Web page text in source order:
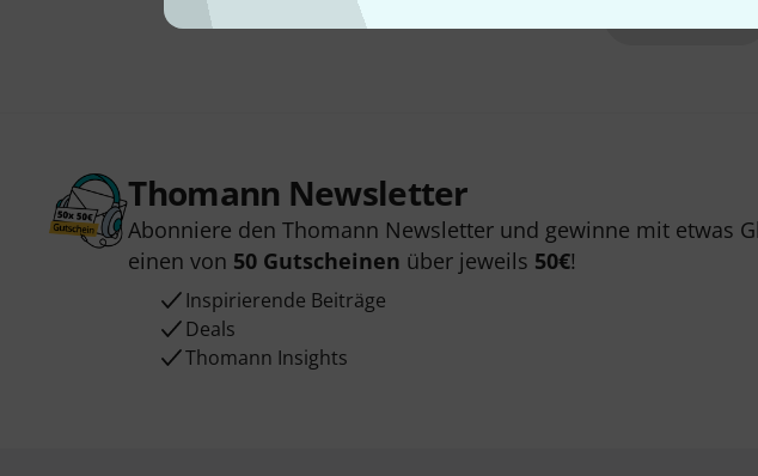
Thomann Newsletter
Abonniere den Thomann Newsletter und gewinne mit etwas
einen von 50 Gutscheinen über jeweils 50€!
Inspirierende Beiträge
Deals
Thomann Insights